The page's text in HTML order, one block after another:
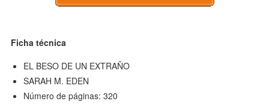
Ficha técnica
EL BESO DE UN EXTRAÑO
SARAH M. EDEN
Número de páginas: 320